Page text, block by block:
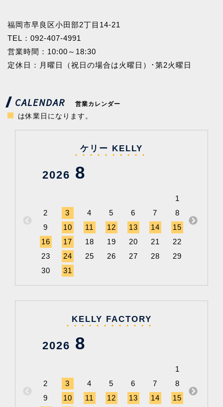
福岡市早良区小田部2丁目14-21
TEL： 092-407-4991
営業時間：10:00～18:30
定休日：月曜日（祝日の場合は火曜日）･第2火曜日
CALENDAR 営業カレンダー
は休業日になります。
ケリー KELLY
2026 8
1
2
3 4 5 6 7
8
9
10 11 12 13 14
15
16
17 18 19 20 21
22
23
24 25 26 27 28
29
30
31
13
KELLY FACTORY
2026 8
1
2
3 4 5 6 7
8
9
10 11 12 13 14
15
13